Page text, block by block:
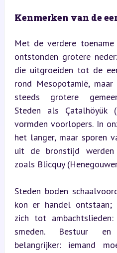
Kenmerken van de
Met de verdere
ontstonden grotere
die uitgroeiden tot de
rond Mesopotamië,
steeds grotere
Steden als Çatalhöyük
vormden voorlopers. In
het langer, maar sporen
uit de bronstijd
zoals Blicquy
Steden boden
kon er handel ontstaan;
zich tot ambachtslieden:
smeden. Bestuur en
belangrijker: iemand